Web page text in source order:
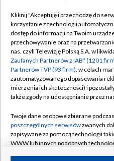
Abonament TVP
Emisja w TVP
Centrum informacji TVP
Naziemna Telewizja
Rada Programowa
System NOS
Informacje o nadawcy
Polityka
Kliknij "Akceptuję i przechodzę do
korzystanie z technologii
dostęp do informacji na Twoim
przechowywanie oraz na
nas, czyli Telewizję Polską S.A. w
Zaufanych Partnerów z IAB* (1201
Partnerów TVP (93 firm), w celach
zautomatyzowanego dopasowania
mierzenia ich skuteczności) i
także zgody na udostępnianie przez
Twoje dane osobowe zbierane
poszczególnych serwisówzwanych
zapisywane za pomocą technologii
WWW lub innych podobnych